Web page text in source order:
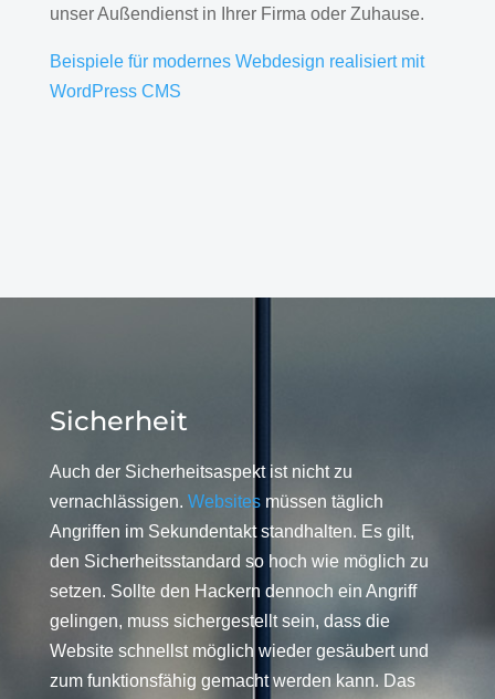
unser Außendienst in Ihrer Firma oder Zuhause.
Beispiele für modernes Webdesign realisiert mit
WordPress CMS
Sicherheit
Auch der Sicherheitsaspekt ist nicht zu
vernachlässigen. Websitesmüssen täglich
Angriffen im Sekundentakt standhalten. Es gilt,
den Sicherheitsstandard so hoch wie möglich zu
setzen. Sollte den Hackern dennoch ein Angriff
gelingen, muss sichergestellt sein, dass die
Website schnellst möglich wieder gesäubert und
zum funktionsfähig gemacht werden kann. Das